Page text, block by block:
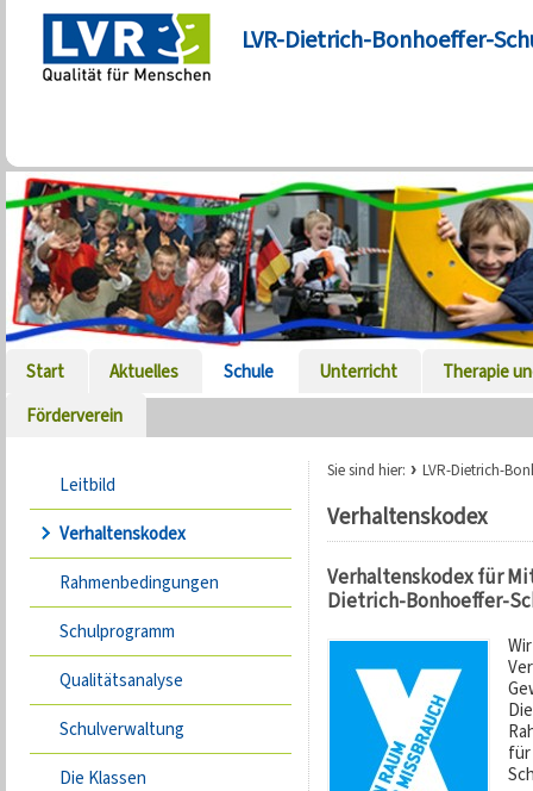
LVR-Dietrich-Bonhoeffer-
Start Aktuelles Schule Unterricht
Therapie
Förderverein
Leitbild
Verhaltenskodex
Rahmenbedingungen
Schulprogramm
Qualitätsanalyse
Schulverwaltung
Die Klassen
Sie sind hier: LVR-Dietrich-
Verhaltenskodex
Verhaltenskodex für
Dietrich-Bonhoeffer-
für